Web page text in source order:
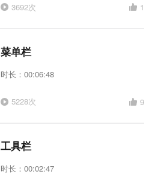
3692次 1
菜单栏
时长：00:06:48
5228次 9
工具栏
时长：00:02:47